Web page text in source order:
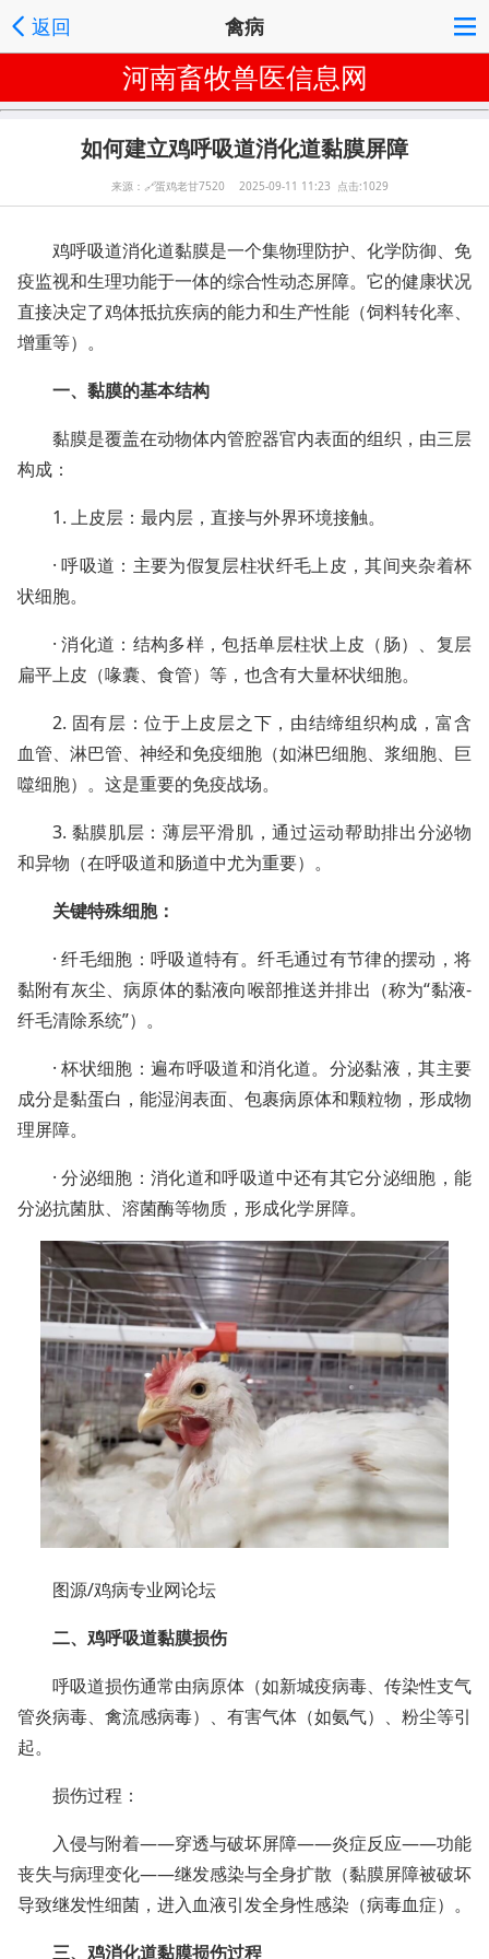
返回 禽病
河南畜牧兽医信息网
如何建立鸡呼吸道消化道黏膜屏障
来源： 🔗蛋鸡老甘7520 2025-09-11 11:23 点击:1029
鸡呼吸道消化道黏膜是一个集物理防护、化学防御、免
疫监视和生理功能于一体的综合性动态屏障。它的健康状况
直接决定了鸡体抵抗疾病的能力和生产性能（饲料转化率、
增重等）。
一、黏膜的基本结构
黏膜是覆盖在动物体内管腔器官内表面的组织，由三层
构成：
1. 上皮层：最内层，直接与外界环境接触。
· 呼吸道：主要为假复层柱状纤毛上皮，其间夹杂着杯
状细胞。
· 消化道：结构多样，包括单层柱状上皮（肠）、复层
扁平上皮（喙囊、食管）等，也含有大量杯状细胞。
2. 固有层：位于上皮层之下，由结缔组织构成，富含
血管、淋巴管、神经和免疫细胞（如淋巴细胞、浆细胞、巨
噬细胞）。这是重要的免疫战场。
3. 黏膜肌层：薄层平滑肌，通过运动帮助排出分泌物
和异物（在呼吸道和肠道中尤为重要）。
关键特殊细胞：
· 纤毛细胞：呼吸道特有。纤毛通过有节律的摆动，将
黏附有灰尘、病原体的黏液向喉部推送并排出（称为“黏液-
纤毛清除系统”）。
· 杯状细胞：遍布呼吸道和消化道。分泌黏液，其主要
成分是黏蛋白，能湿润表面、包裹病原体和颗粒物，形成物
理屏障。
· 分泌细胞：消化道和呼吸道中还有其它分泌细胞，能
分泌抗菌肽、溶菌酶等物质，形成化学屏障。
图源/鸡病专业网论坛
二、鸡呼吸道黏膜损伤
呼吸道损伤通常由病原体（如新城疫病毒、传染性支气
管炎病毒、禽流感病毒）、有害气体（如氨气）、粉尘等引
起。
损伤过程：
入侵与附着——穿透与破坏屏障——炎症反应——功能
丧失与病理变化——继发感染与全身扩散（黏膜屏障被破坏
导致继发性细菌，进入血液引发全身性感染（病毒血症）。
三、鸡消化道黏膜损伤过程